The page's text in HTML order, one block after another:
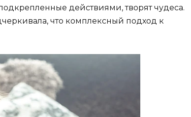
действиями, творят чудеса.
что комплексный подход к